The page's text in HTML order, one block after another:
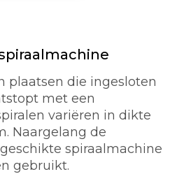
plaatsen die ingesloten
met een
variëren in dikte
Naargelang de
spiraalmachine
gebruikt.